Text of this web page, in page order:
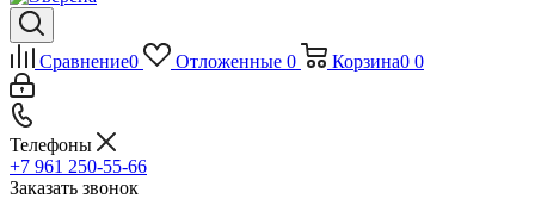
Сравнение0 Отложенные 0 Корзина0 0
Телефоны
+7 961 250-55-66
Заказать звонок